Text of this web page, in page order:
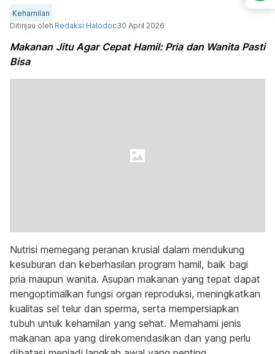
Kehamilan
Ditinjau oleh Redaksi Halodoc30 April 2026
Makanan Jitu Agar Cepat Hamil: Pria dan Wanita Pasti
Bisa
Nutrisi memegang peranan krusial dalam mendukung
kesuburan dan keberhasilan program hamil, baik bagi
pria maupun wanita. Asupan makanan yang tepat dapat
mengoptimalkan fungsi organ reproduksi, meningkatkan
kualitas sel telur dan sperma, serta mempersiapkan
tubuh untuk kehamilan yang sehat. Memahami jenis
makanan apa yang direkomendasikan dan yang perlu